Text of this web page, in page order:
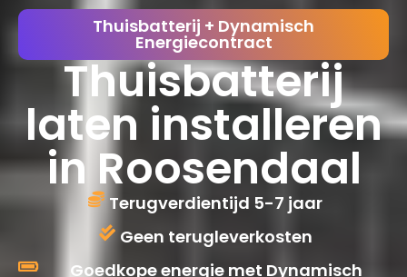
Thuisbatterij + Dynamisch
Energiecontract
Thuisbatterij
laten installeren
in Roosendaal
Terugverdientijd 5-7 jaar
Geen terugleverkosten
Goedkope energie met Dynamisch